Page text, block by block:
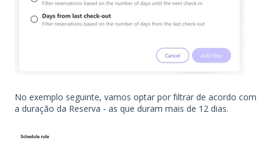
No exemplo seguinte, vamos optar por filtrar de acordo com
a duração da Reserva - as que duram mais de 12 dias.